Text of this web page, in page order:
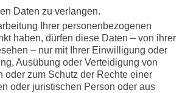
Daten zu verlangen.
Ihrer personenbezogenen
haben, dürfen diese Daten – von ihrer
– nur mit Ihrer Einwilligung oder
Ausübung oder Verteidigung von
oder zum Schutz der Rechte einer
oder juristischen Person oder aus